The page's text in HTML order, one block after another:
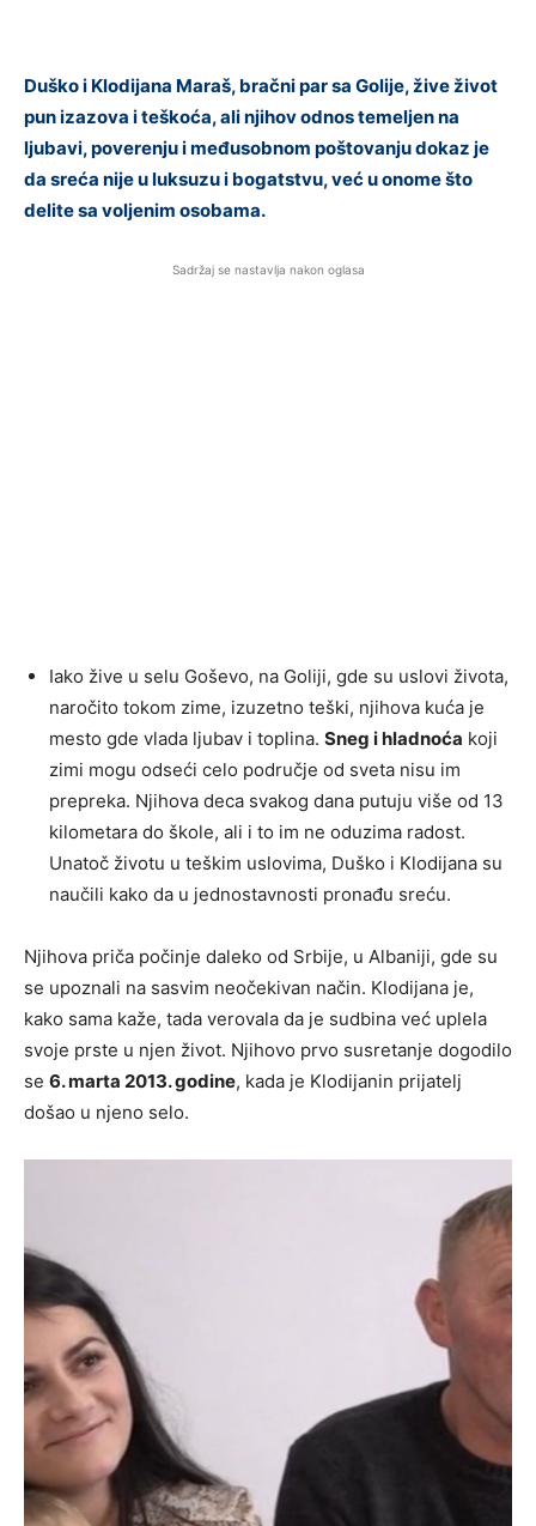
Duško i Klodijana Maraš, bračni par sa Golije, žive život
pun izazova i teškoća, ali njihov odnos temeljen na
ljubavi, poverenju i međusobnom poštovanju dokaz je
da sreća nije u luksuzu i bogatstvu, već u onome što
delite sa voljenim osobama.
Sadržaj se nastavlja nakon oglasa
Iako žive u selu Goševo, na Goliji, gde su uslovi života,
naročito tokom zime, izuzetno teški, njihova kuća je
mesto gde vlada ljubav i toplina. Sneg i hladnoća koji
zimi mogu odseći celo područje od sveta nisu im
prepreka. Njihova deca svakog dana putuju više od 13
kilometara do škole, ali i to im ne oduzima radost.
Unatoč životu u teškim uslovima, Duško i Klodijana su
naučili kako da u jednostavnosti pronađu sreću.
Njihova priča počinje daleko od Srbije, u Albaniji, gde su
se upoznali na sasvim neočekivan način. Klodijana je,
kako sama kaže, tada verovala da je sudbina već uplela
svoje prste u njen život. Njihovo prvo susretanje dogodilo
se 6. marta 2013. godine, kada je Klodijanin prijatelj
došao u njeno selo.